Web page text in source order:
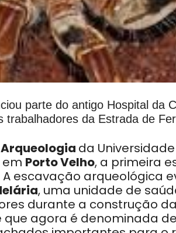
parte do antigo Hospital da
trabalhadores da Estrada de
Arqueologia da
em Porto Velho, a primeira
escavação arqueológica
, uma unidade de
durante a construção
que agora é denominada